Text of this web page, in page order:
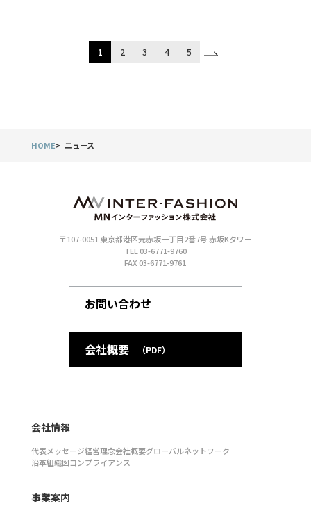
1 2 3 4 5
HOME ニュース
会社情報
代表メッセージ経営理念会社概要グローバルネットワーク
沿革組織図コンプライアンス
事業案内
〒107-0051 東京都港区元赤坂一丁目2番7号 赤坂Kタワー
TEL 03-6771-9760
FAX 03-6771-9761
お問い合わせ
会社概要 （PDF）